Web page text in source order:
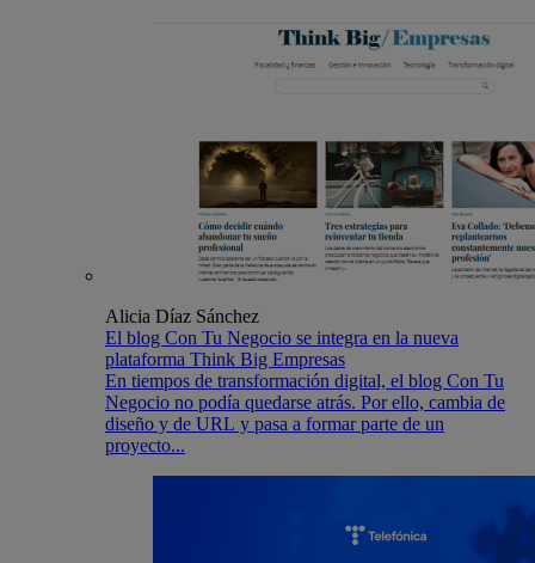
Alicia Díaz Sánchez
El blog Con Tu Negocio se integra en la nueva
plataforma Think Big Empresas
En tiempos de transformación digital, el blog Con Tu
Negocio no podía quedarse atrás. Por ello, cambia de
diseño y de URL y pasa a formar parte de un
proyecto...